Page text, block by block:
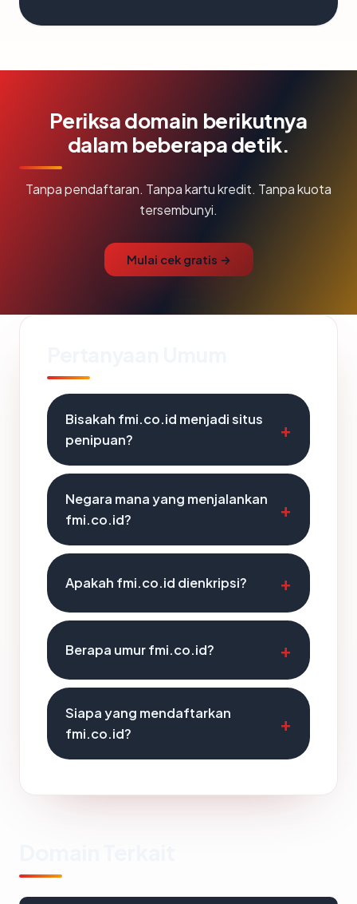
Periksa domain berikutnya
dalam beberapa detik.
Tanpa pendaftaran. Tanpa kartu kredit. Tanpa kuota
tersembunyi.
Mulai cek gratis →
Bisakah fmi.co.id menjadi situs
penipuan?
Negara mana yang menjalankan
fmi.co.id?
Apakah fmi.co.id dienkripsi?
Berapa umur fmi.co.id?
Siapa yang mendaftarkan
fmi.co.id?